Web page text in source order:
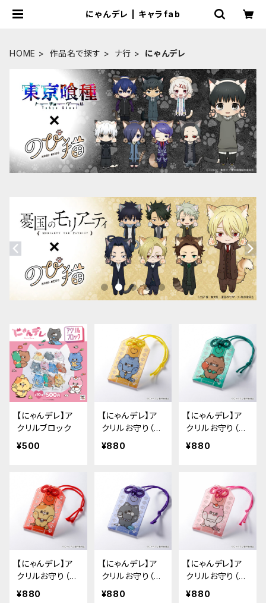
にゃんデレ | キャラfab
HOME 作品名で探す ナ行 にゃんデレ
【にゃんデレ】ア
クリルブロック
¥500
【にゃんデレ】ア
クリルお守り（き
りとら）
¥880
【にゃんデレ】ア
クリルお守り（ち
ゃたろ）
¥880
【にゃんデレ】ア
クリルお守り（た
ま）
¥880
【にゃんデレ】ア
クリルお守り（く
ろん）
¥880
【にゃんデレ】ア
クリルお守り（し
ゅがー）
¥880